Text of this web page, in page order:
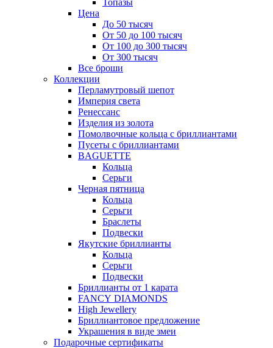
Топазы
Цена
До 50 тысяч
От 50 до 100 тысяч
От 100 до 300 тысяч
От 300 тысяч
Все броши
Коллекции
Перламутровый шепот
Империя света
Ренессанс
Изделия из золота
Помолвочные кольца с бриллиантами
Пусеты с бриллиантами
BAGUETTE
Кольца
Серьги
Черная пятница
Кольца
Серьги
Браслеты
Подвески
Якутские бриллианты
Кольца
Серьги
Подвески
Бриллианты от 1 карата
FANCY DIAMONDS
High Jewellery
Бриллиантовое предложение
Украшения в виде змеи
Подарочные сертификаты